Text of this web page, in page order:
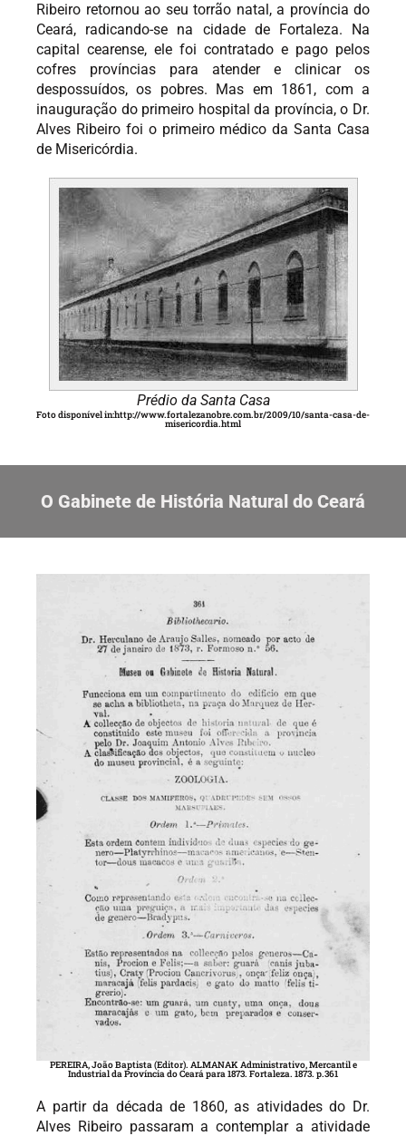
Ribeiro retornou ao seu torrão natal, a província do
Ceará, radicando-se na cidade de Fortaleza. Na
capital cearense, ele foi contratado e pago pelos
cofres províncias para atender e clinicar os
despossuídos, os pobres. Mas em 1861, com a
inauguração do primeiro hospital da província, o Dr.
Alves Ribeiro foi o primeiro médico da Santa Casa
de Misericórdia.
Prédio da Santa Casa
Foto disponível in:http://www.fortalezanobre.com.br/2009/10/santa-casa-de-
misericordia.html
O Gabinete de História Natural do Ceará
PEREIRA, João Baptista (Editor). ALMANAK Administrativo, Mercantil e
Industrial da Província do Ceará para 1873. Fortaleza. 1873. p.361
A partir da década de 1860, as atividades do Dr.
Alves Ribeiro passaram a contemplar a atividade